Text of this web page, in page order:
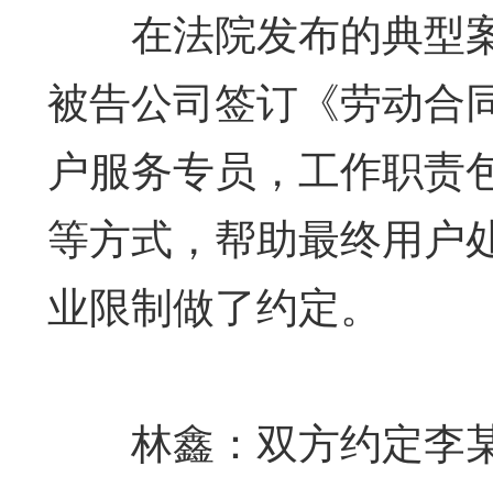
在法院发布的典型
被告公司签订《劳动合
户服务专员，工作职责
等方式，帮助最终用户
业限制做了约定。
林鑫：双方约定李